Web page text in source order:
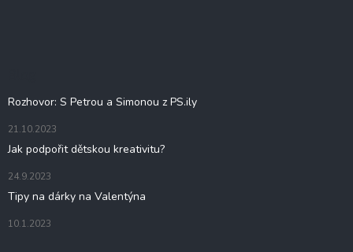
Rozhovor: S Petrou a Simonou z PS.ily
21.10.2023
Jak podpořit dětskou kreativitu?
24.9.2023
Tipy na dárky na Valentýna
10.1.2023